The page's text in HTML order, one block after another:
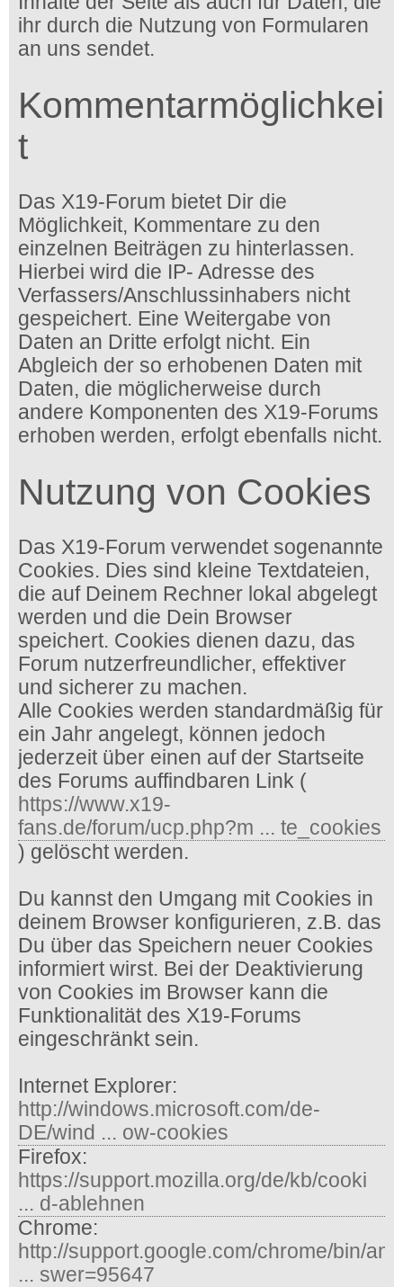
ihr durch die Nutzung von Formularen
an uns sendet.
Kommentarmöglichkei
t
Das X19-Forum bietet Dir die
Möglichkeit, Kommentare zu den
einzelnen Beiträgen zu hinterlassen.
Hierbei wird die IP- Adresse des
Verfassers/Anschlussinhabers nicht
gespeichert. Eine Weitergabe von
Daten an Dritte erfolgt nicht. Ein
Abgleich der so erhobenen Daten mit
Daten, die möglicherweise durch
andere Komponenten des X19-Forums
erhoben werden, erfolgt ebenfalls nicht.
Nutzung von Cookies
Das X19-Forum verwendet sogenannte
Cookies. Dies sind kleine Textdateien,
die auf Deinem Rechner lokal abgelegt
werden und die Dein Browser
speichert. Cookies dienen dazu, das
Forum nutzerfreundlicher, effektiver
und sicherer zu machen.
Alle Cookies werden standardmäßig für
ein Jahr angelegt, können jedoch
jederzeit über einen auf der Startseite
des Forums auffindbaren Link (
https://www.x19-
fans.de/forum/ucp.php?m ... te_cookies
) gelöscht werden.
Du kannst den Umgang mit Cookies in
deinem Browser konfigurieren, z.B. das
Du über das Speichern neuer Cookies
informiert wirst. Bei der Deaktivierung
von Cookies im Browser kann die
Funktionalität des X19-Forums
eingeschränkt sein.
Internet Explorer:
http://windows.microsoft.com/de-
DE/wind ... ow-cookies
Firefox:
https://support.mozilla.org/de/kb/cooki
... d-ablehnen
Chrome:
http://support.google.com/chrome/bin/an
... swer=95647